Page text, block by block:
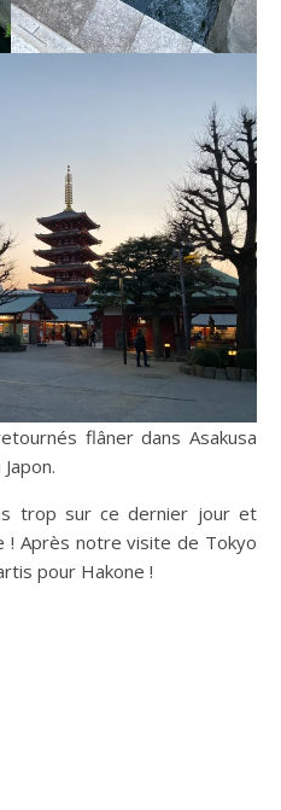
flâner dans Asakusa
trop sur ce dernier jour et
! Après notre visite de Tokyo
pour Hakone !